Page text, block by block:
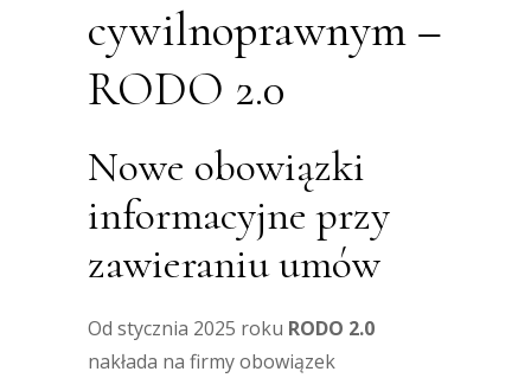
cywilnoprawnym –
RODO 2.0
Nowe obowiązki
informacyjne przy
zawieraniu umów
Od stycznia 2025 roku RODO 2.0
nakłada na firmy obowiązek